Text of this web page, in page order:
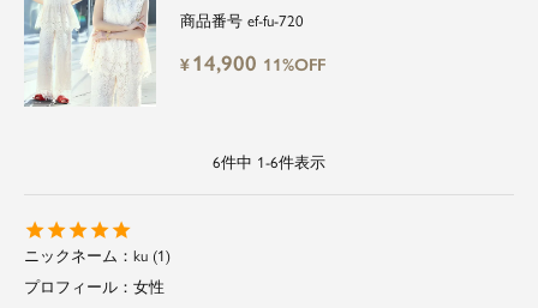
商品番号 ef-fu-720
¥14,900 11%OFF
6件中 1-6件表示
ku 1
女性